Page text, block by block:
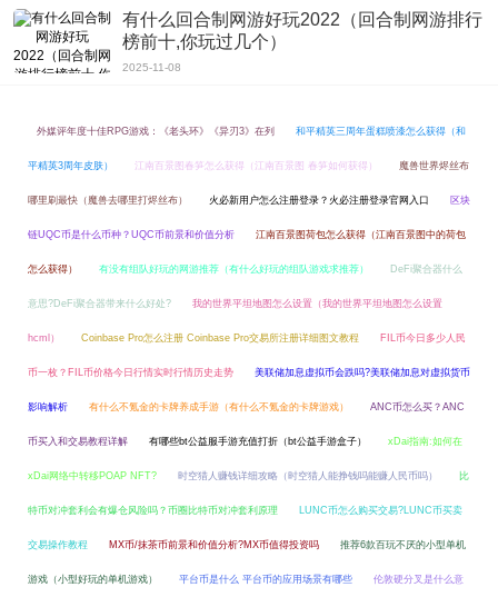
有什么回合制网游好玩2022（回合制网游排行
榜前十,你玩过几个）
2025-11-08
外媒评年度十佳RPG游戏：《老头环》《异刃3》在列 和平精英三周年蛋糕喷漆怎么获得（和
平精英3周年皮肤） 江南百景图春笋怎么获得（江南百景图 春笋如何获得） 魔兽世界烬丝布
哪里刷最快（魔兽去哪里打烬丝布） 火必新用户怎么注册登录？火必注册登录官网入口 区块
链UQC币是什么币种？UQC币前景和价值分析 江南百景图荷包怎么获得（江南百景图中的荷包
怎么获得） 有没有组队好玩的网游推荐（有什么好玩的组队游戏求推荐） DeFi聚合器什么
意思?DeFi聚合器带来什么好处? 我的世界平坦地图怎么设置（我的世界平坦地图怎么设置
hcml） Coinbase Pro怎么注册 Coinbase Pro交易所注册详细图文教程 FIL币今日多少人民
币一枚？FIL币价格今日行情实时行情历史走势 美联储加息虚拟币会跌吗?美联储加息对虚拟货币
影响解析 有什么不氪金的卡牌养成手游（有什么不氪金的卡牌游戏） ANC币怎么买？ANC
币买入和交易教程详解 有哪些bt公益服手游充值打折（bt公益手游盒子） xDai指南:如何在
xDai网络中转移POAP NFT? 时空猎人赚钱详细攻略（时空猎人能挣钱吗能赚人民币吗） 比
特币对冲套利会有爆仓风险吗？币圈比特币对冲套利原理 LUNC币怎么购买交易?LUNC币买卖
交易操作教程 MX币/抹茶币前景和价值分析?MX币值得投资吗 推荐6款百玩不厌的小型单机
游戏（小型好玩的单机游戏） 平台币是什么 平台币的应用场景有哪些 伦敦硬分叉是什么意